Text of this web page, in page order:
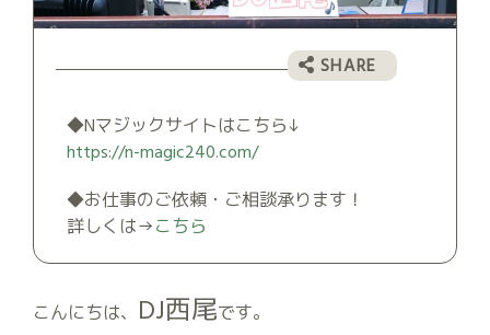
◆Nマジックサイトはこちら↓
https://n-magic240.com/
◆お仕事のご依頼・ご相談承ります！
詳しくは→こちら
こんにちは、 DJ西尾です。